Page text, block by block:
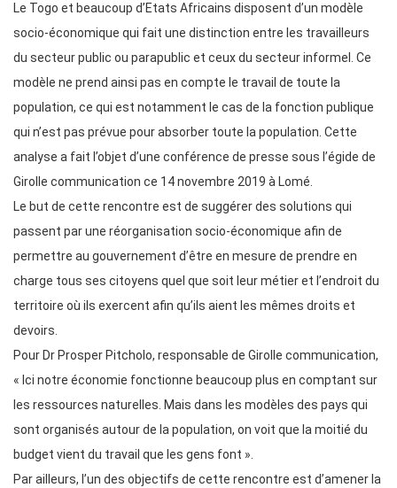
Le Togo et beaucoup d’Etats Africains disposent d’un modèle
socio-économique qui fait une distinction entre les travailleurs
du secteur public ou parapublic et ceux du secteur informel. Ce
modèle ne prend ainsi pas en compte le travail de toute la
population, ce qui est notamment le cas de la fonction publique
qui n’est pas prévue pour absorber toute la population. Cette
analyse a fait l’objet d’une conférence de presse sous l’égide de
Girolle communication ce 14 novembre 2019 à Lomé.
Le but de cette rencontre est de suggérer des solutions qui
passent par une réorganisation socio-économique afin de
permettre au gouvernement d’être en mesure de prendre en
charge tous ses citoyens quel que soit leur métier et l’endroit du
territoire où ils exercent afin qu’ils aient les mêmes droits et
devoirs.
Pour Dr Prosper Pitcholo, responsable de Girolle communication,
« Ici notre économie fonctionne beaucoup plus en comptant sur
les ressources naturelles. Mais dans les modèles des pays qui
sont organisés autour de la population, on voit que la moitié du
budget vient du travail que les gens font ».
Par ailleurs, l’un des objectifs de cette rencontre est d’amener la